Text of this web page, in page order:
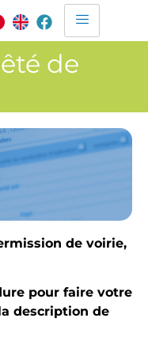
de
de voirie,
pour faire votre
description de